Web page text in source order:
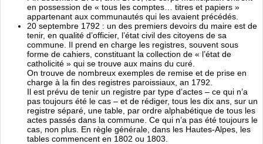
en possession de « tous les comptes… titres et papiers »
appartenant aux communautés qui les avaient précédés.
20 septembre 1792 : un des premiers devoirs du maire est de
tenir, en qualité d’officier, l’état civil des citoyens de sa
commune. Il prend en charge les registres, souvent sous
forme de cahiers, constituant la collection de « l’état de
catholicité » qui se trouve aux mains du curé.
On trouve de nombreux exemples de remise et de prise en
charge à la fin des registres paroissiaux, an 1792.
Il est prévu de tenir un registre par type d’actes – ce qui n’a
pas toujours été le cas – et de rédiger, tous les dix ans, sur un
registre séparé, une table, par ordre alphabétique de tous les
actes passés dans la commune. Ce qui n’a pas été toujours le
cas, non plus. En règle générale, dans les Hautes-Alpes, les
tables commencent en 1802 ou 1803.